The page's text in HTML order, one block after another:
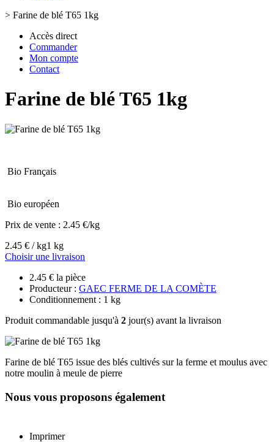
> Farine de blé T65 1kg
Accès direct
Commander
Mon compte
Contact
Farine de blé T65 1kg
Bio Français
Bio européen
Prix de vente : 2.45 €/kg
2.45 € / kg1 kg
Choisir une livraison
2.45 € la pièce
Producteur : GAEC FERME DE LA COMÈTE
Conditionnement : 1 kg
Produit commandable jusqu'à 2 jour(s) avant la livraison
Farine de blé T65 issue des blés cultivés sur la ferme et moulus avec
notre moulin à meule de pierre
Nous vous proposons également
Imprimer